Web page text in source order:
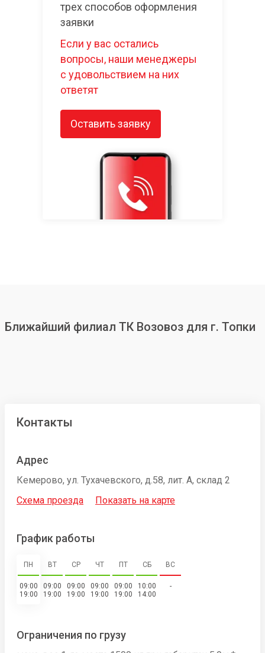
трех способов оформления
заявки
Если у вас остались
вопросы, наши менеджеры
с удовольствием на них
ответят
Оставить заявку
Ближайший филиал ТК Возовоз для г. Топки
Контакты
Адрес
Кемерово, ул. Тухачевского, д.58, лит. А, склад 2
Схема проезда
Показать на карте
График работы
ПН
09:00
19:00
ВТ
09:00
19:00
СР
09:00
19:00
ЧТ
09:00
19:00
ПТ
09:00
19:00
СБ
10:00
14:00
ВС
-
Ограничения по грузу